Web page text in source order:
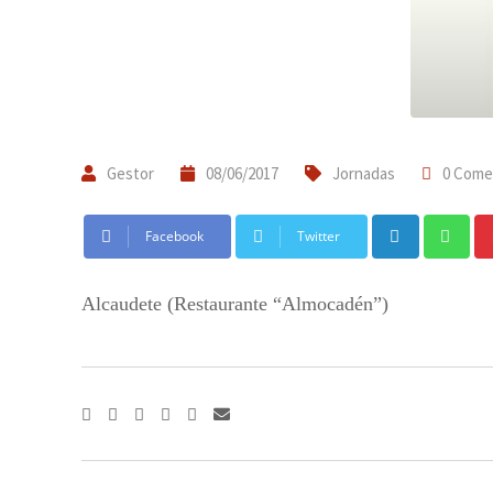
Gestor 08/06/2017 Jornadas 0
Facebook Twitter LinkedIn
Alcaudete (Restaurante “Almocadén”)
LinkedInWhatsapp
Pinterest
Compartir